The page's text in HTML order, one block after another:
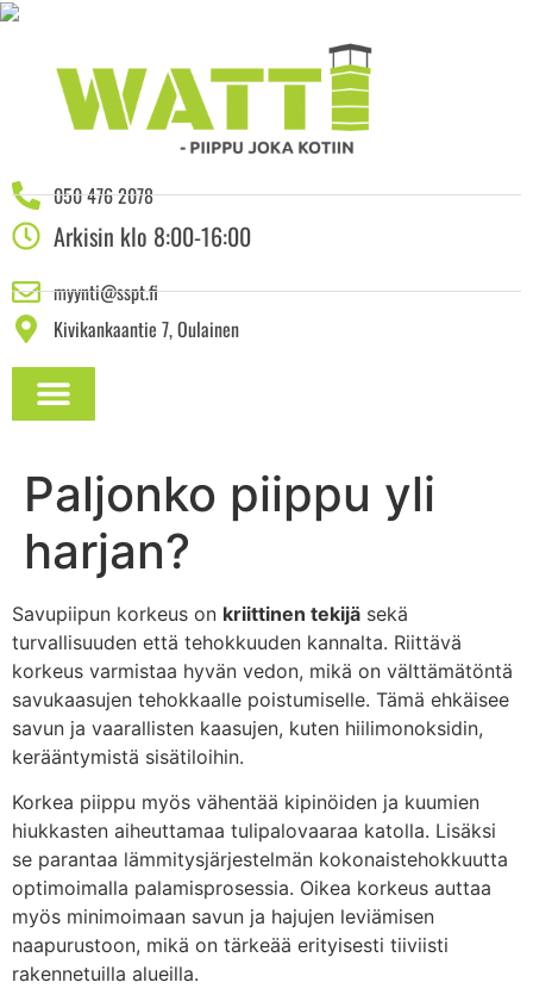
050 476 2078
Arkisin klo 8:00-16:00
myynti@sspt.fi
Kivikankaantie 7, Oulainen
Paljonko piippu yli
harjan?
Savupiipun korkeus on kriittinen tekijä sekä
turvallisuuden että tehokkuuden kannalta. Riittävä
korkeus varmistaa hyvän vedon, mikä on välttämätöntä
savukaasujen tehokkaalle poistumiselle. Tämä ehkäisee
savun ja vaarallisten kaasujen, kuten hiilimonoksidin,
kerääntymistä sisätiloihin.
Korkea piippu myös vähentää kipinöiden ja kuumien
hiukkasten aiheuttamaa tulipalovaaraa katolla. Lisäksi
se parantaa lämmitysjärjestelmän kokonaistehokkuutta
optimoimalla palamisprosessia. Oikea korkeus auttaa
myös minimoimaan savun ja hajujen leviämisen
naapurustoon, mikä on tärkeää erityisesti tiiviisti
rakennetuilla alueilla.